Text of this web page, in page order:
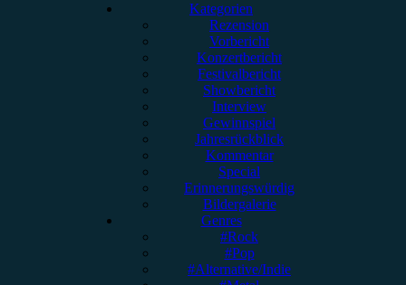
Kategorien
Rezension
Vorbericht
Konzertbericht
Festivalbericht
Showbericht
Interview
Gewinnspiel
Jahresrückblick
Kommentar
Special
Erinnerungswürdig
Bildergalerie
Genres
#Rock
#Pop
#Alternative/Indie